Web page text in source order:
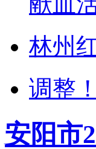
林州
调整
安阳市